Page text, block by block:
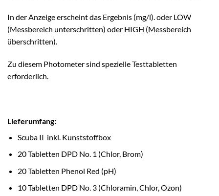
In der Anzeige erscheint das Ergebnis (mg/l). oder LOW
(Messbereich unterschritten) oder HIGH (Messbereich
überschritten).
Zu diesem Photometer sind spezielle Testtabletten
erforderlich.
Lieferumfang:
Scuba II inkl. Kunststoffbox
20 Tabletten DPD No. 1 (Chlor, Brom)
20 Tabletten Phenol Red (pH)
10 Tabletten DPD No. 3 (Chloramin, Chlor, Ozon)